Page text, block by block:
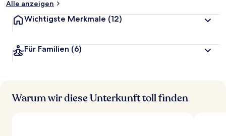
Alle anzeigen
Wichtigste Merkmale (12)
Für Familien (6)
Warum wir diese Unterkunft toll finden